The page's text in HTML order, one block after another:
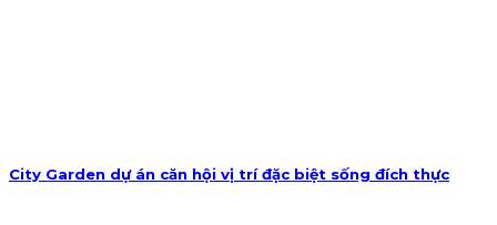
City Garden dự án căn hội vị trí đặc biệt sống đích thực